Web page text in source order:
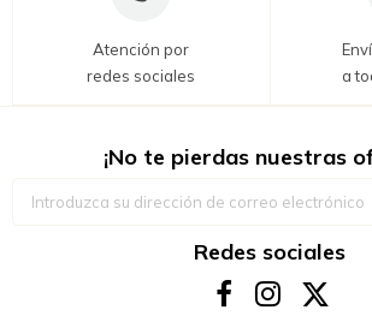
Atención por
redes sociales
a
¡No te pierdas nuestras
Redes sociales